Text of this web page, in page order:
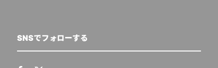
SNSでフォローする